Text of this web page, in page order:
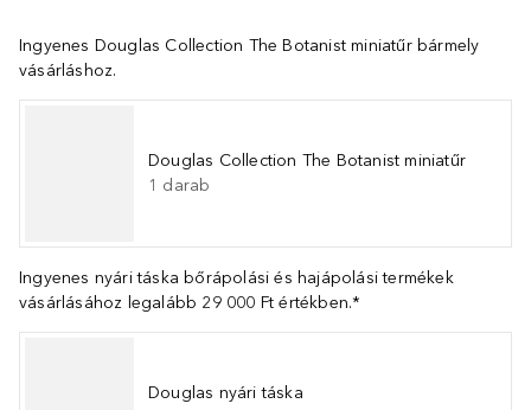
Ingyenes Douglas Collection The Botanist miniatűr bármely
vásárláshoz.
Douglas Collection The Botanist miniatűr
1 darab
Ingyenes nyári táska bőrápolási és hajápolási termékek
vásárlásához legalább 29 000 Ft értékben.*
Douglas nyári táska